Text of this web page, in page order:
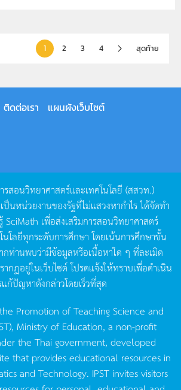
1 2 3 4 สุดท้าย
ติดต่อเรา
แผนผังเว็บไซต์
สอนวิทยาศาสตร์และเทคโนโลยี (สสวท.)
เป็นหน่วยงานของรัฐที่ไม่แสวงหากำไรได้จัดทำ
SciMath เพื่อส่งเสริมการสอนวิทยาศาสตร์
โลยีทุกระดับการศึกษา โดยเน้นการศึกษาขั้น
กท่านพบว่ามีข้อมูลหรือเนื้อหาใด ๆ ที่ละเมิด
กฏอยู่ในเว็บไซต์โปรดแจ้งให้ทราบเพื่อดำเนิน
แก้ปัญหาดังกล่าวโดยเร็วที่สุด
Promotion of Teaching Science and
Ministry of Education, a non-profit
the Thai government, developed
that provides educational resources in
and Technology. IPST invites visitors